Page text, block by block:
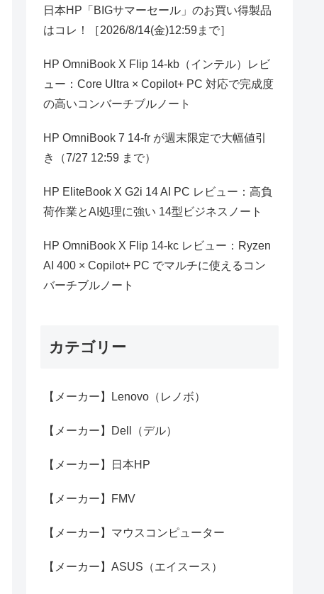
日本HP「BIGサマーセール」のお買い得製品
はコレ！［2026/8/14(金)12:59まで］
HP OmniBook X Flip 14-kb（インテル）レビ
ュー：Core Ultra × Copilot+ PC 対応で完成度
の高いコンバーチブルノート
HP OmniBook 7 14-fr が週末限定で大幅値引
き（7/27 12:59 まで）
HP EliteBook X G2i 14 AI PC レビュー：高負
荷作業とAI処理に強い 14型ビジネスノート
HP OmniBook X Flip 14-kc レビュー：Ryzen
AI 400 × Copilot+ PC でマルチに使えるコン
バーチブルノート
カテゴリー
【メーカー】Lenovo（レノボ）
【メーカー】Dell（デル）
【メーカー】日本HP
【メーカー】FMV
【メーカー】マウスコンピューター
【メーカー】ASUS（エイスース）